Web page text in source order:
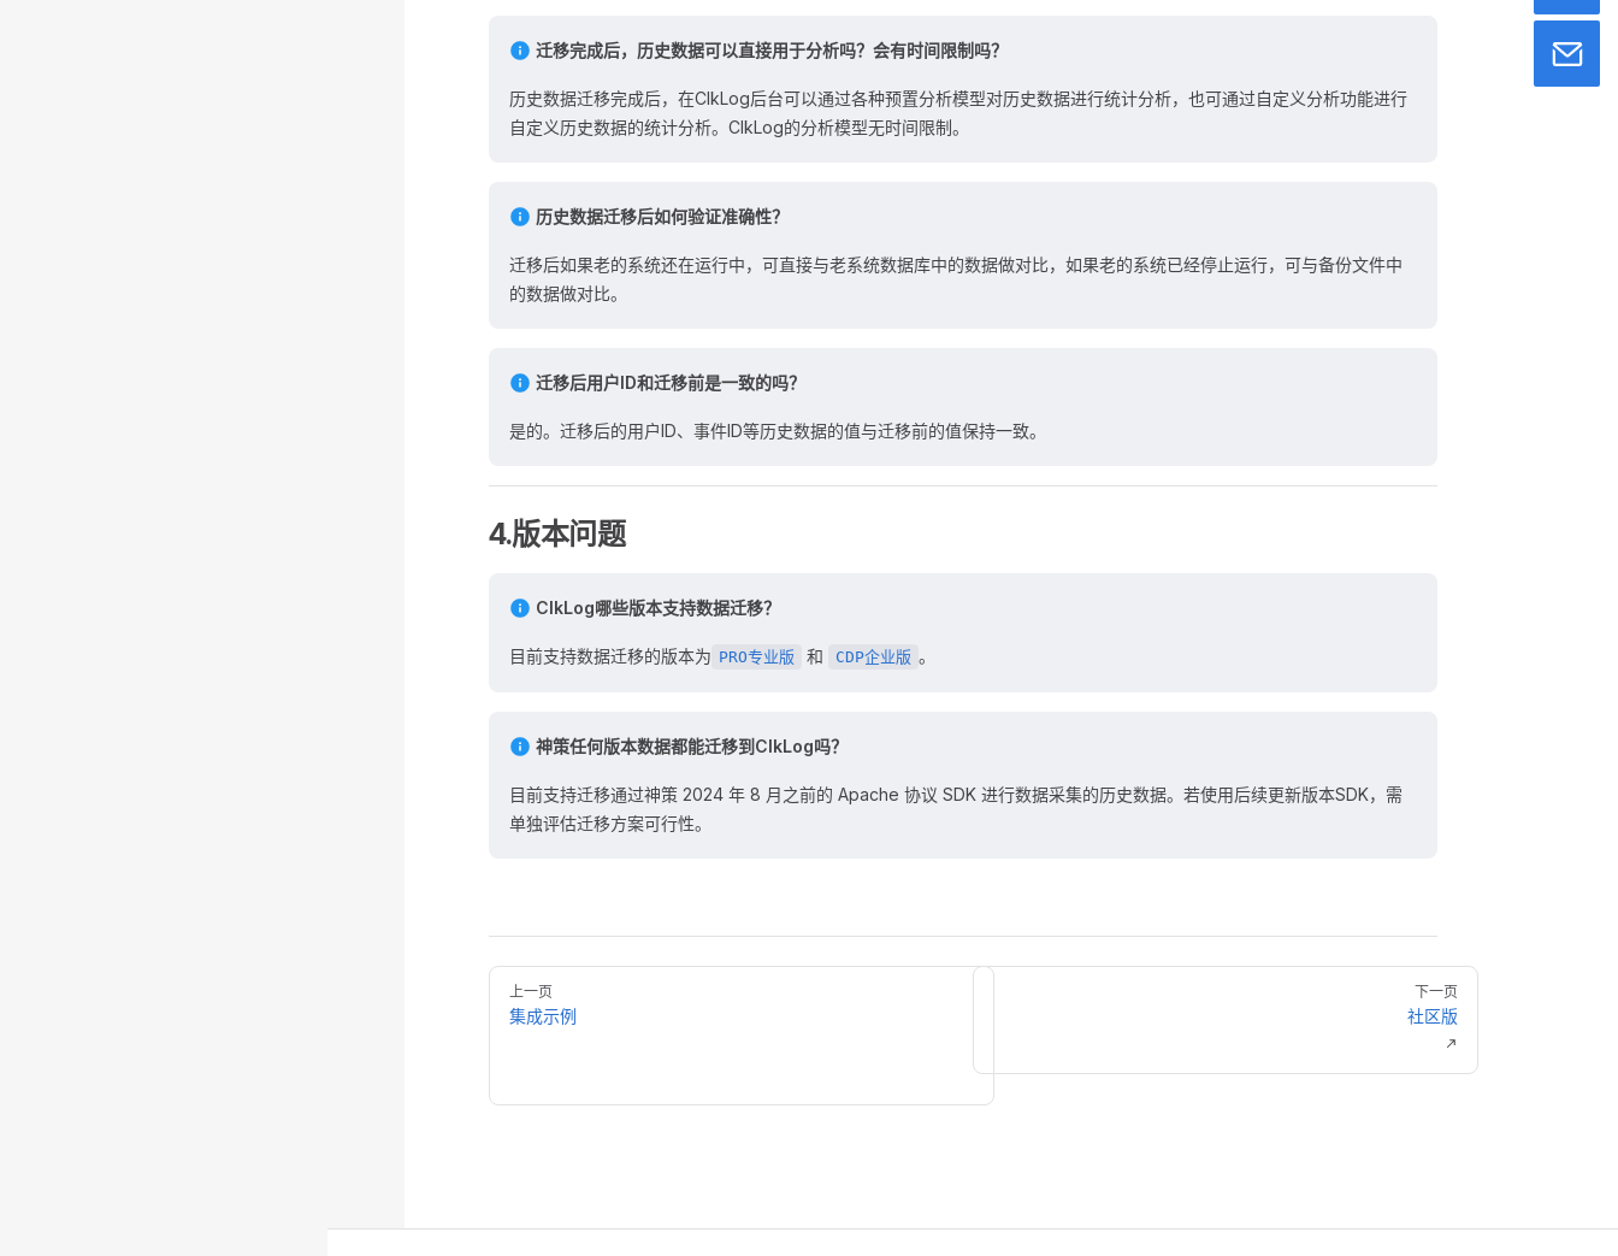
迁移完成后，历史数据可以直接用于分析吗？会有时间限制吗？
历史数据迁移完成后，在ClkLog后台可以通过各种预置分析模型对历史数据进行统计分析，也可通过自定义分析功能进行
自定义历史数据的统计分析。ClkLog的分析模型无时间限制。
历史数据迁移后如何验证准确性？
迁移后如果老的系统还在运行中，可直接与老系统数据库中的数据做对比，如果老的系统已经停止运行，可与备份文件中
的数据做对比。
迁移后用户ID和迁移前是一致的吗？
是的。迁移后的用户ID、事件ID等历史数据的值与迁移前的值保持一致。
4.版本问题
ClkLog哪些版本支持数据迁移？
目前支持数据迁移的版本为 PRO专业版 和 CDP企业版 。
神策任何版本数据都能迁移到ClkLog吗？
目前支持迁移通过神策 2024 年 8 月之前的 Apache 协议 SDK 进行数据采集的历史数据。若使用后续更新版本SDK，需
单独评估迁移方案可行性。
上一页
集成示例
下一页
社区版